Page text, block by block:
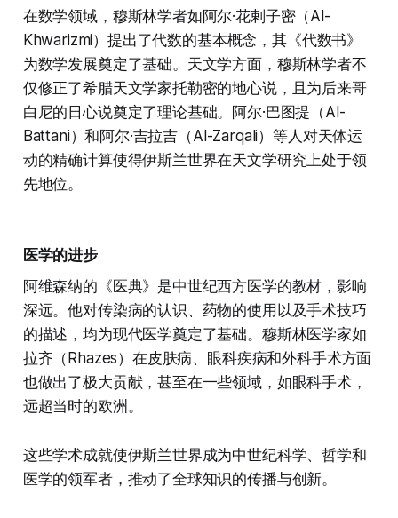
在数学领域，穆斯林学者如阿尔·花剌子密（Al-
Khwarizmi）提出了代数的基本概念，其《代数书》
为数学发展奠定了基础。天文学方面，穆斯林学者不
仅修正了希腊天文学家托勒密的地心说，且为后来哥
白尼的日心说奠定了理论基础。阿尔·巴图提（Al-
Battani）和阿尔·吉拉吉（Al-Zarqali）等人对天体运
动的精确计算使得伊斯兰世界在天文学研究上处于领
先地位。
医学的进步
阿维森纳的《医典》是中世纪西方医学的教材，影响
深远。他对传染病的认识、药物的使用以及手术技巧
的描述，均为现代医学奠定了基础。穆斯林医学家如
拉齐（Rhazes）在皮肤病、眼科疾病和外科手术方面
也做出了极大贡献，甚至在一些领域，如眼科手术，
远超当时的欧洲。
这些学术成就使伊斯兰世界成为中世纪科学、哲学和
医学的领军者，推动了全球知识的传播与创新。